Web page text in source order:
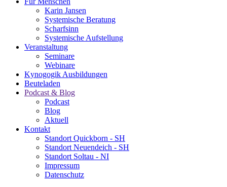
Karin Jansen
Systemische Beratung
Scharfsinn
Systemische Aufstellung
Veranstaltung
Seminare
Webinare
Kynogogik Ausbildungen
Beuteladen
Podcast & Blog
Podcast
Blog
Aktuell
Kontakt
Standort Quickborn - SH
Standort Neuendeich - SH
Standort Soltau - NI
Impressum
Datenschutz